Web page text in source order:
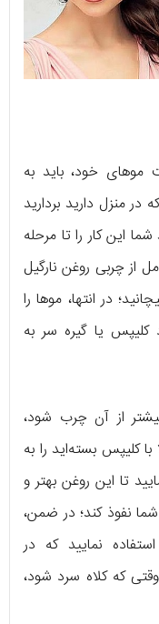
خود، باید به
منزل دارید بردارید
این کار را تا مرحله
از چربی روغن نارگیل
در انتها، موها را
یک عدد کلیپس یا گیره سر به
از آن چرب شود،
کلیپس بسته‌اید را به
تا این روغن بهتر و
نفوذ کند؛ در ضمن،
نمایید که در
که کلاه سرد شود،